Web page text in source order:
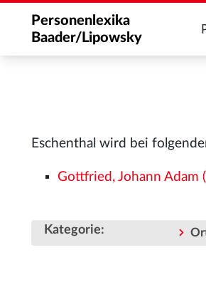
Personenlexika
Baader/Lipowsky
Eschenthal wird bei
Gottfried, Johann Adam
Kategorie: